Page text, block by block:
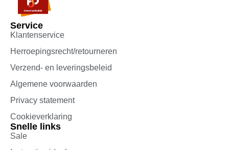
Service
Klantenservice
Herroepingsrecht/retourneren
Verzend- en leveringsbeleid
Algemene voorwaarden
Privacy statement
Cookieverklaring
Snelle links
Sale